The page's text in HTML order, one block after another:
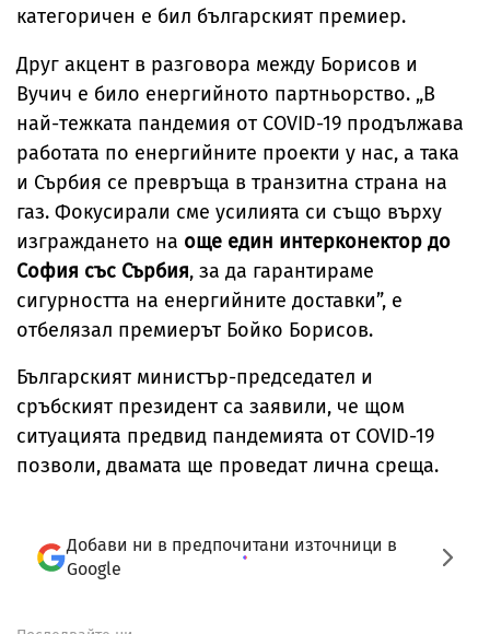
категоричен е бил българският премиер.
Друг акцент в разговора между Борисов и
Вучич е било енергийното партньорство. „В
най-тежката пандемия от COVID-19 продължава
работата по енергийните проекти у нас, а така
и Сърбия се превръща в транзитна страна на
газ. Фокусирали сме усилията си също върху
изграждането на още един интерконектор до
София със Сърбия, за да гарантираме
сигурността на енергийните доставки”, е
отбелязал премиерът Бойко Борисов.
Българският министър-председател и
сръбският президент са заявили, че щом
ситуацията предвид пандемията от COVID-19
позволи, двамата ще проведат лична среща.
Добави ни в предпочитани източници в
Google